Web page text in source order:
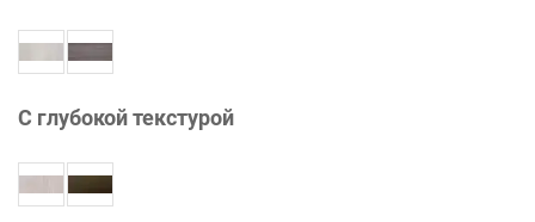
С глубокой текстурой